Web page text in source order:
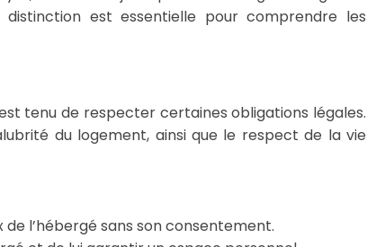
est essentielle pour comprendre les
tenu de respecter certaines obligations légales.
du logement, ainsi que le respect de la vie
l’hébergé sans son consentement.